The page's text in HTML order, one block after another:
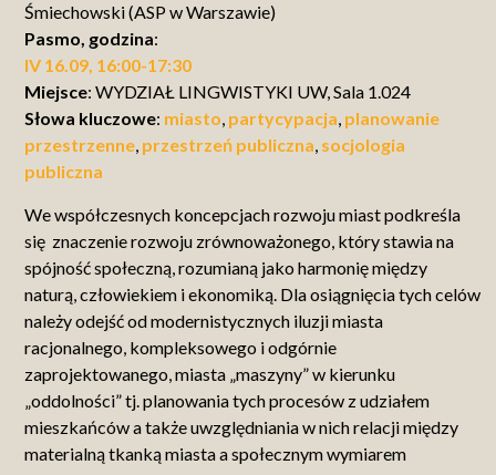
Śmiechowski (ASP w Warszawie)
Pasmo, godzina:
IV 16.09, 16:00-17:30
Miejsce: WYDZIAŁ LINGWISTYKI UW, Sala 1.024
Słowa kluczowe: miasto, partycypacja, planowanie
przestrzenne, przestrzeń publiczna, socjologia
publiczna
We współczesnych koncepcjach rozwoju miast podkreśla
się znaczenie rozwoju zrównoważonego, który stawia na
spójność społeczną, rozumianą jako harmonię między
naturą, człowiekiem i ekonomiką. Dla osiągnięcia tych celów
należy odejść od modernistycznych iluzji miasta
racjonalnego, kompleksowego i odgórnie
zaprojektowanego, miasta „maszyny” w kierunku
„oddolności” tj. planowania tych procesów z udziałem
mieszkańców a także uwzględniania w nich relacji między
materialną tkanką miasta a społecznym wymiarem